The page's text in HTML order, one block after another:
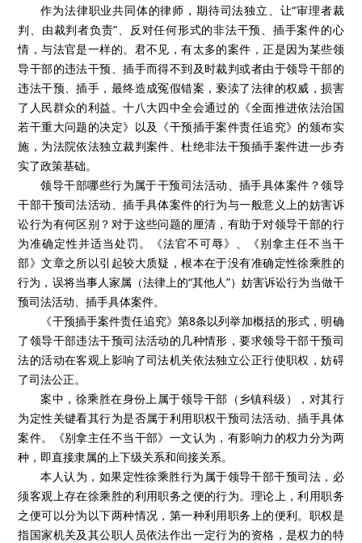
作为法律职业共同体的律师，期待司法独立、让“审理者裁
判、由裁判者负责”、反对任何形式的非法干预、插手案件的心
情，与法官是一样的。君不见，有太多的案件，正是因为某些领
导干部的违法干预、插手而得不到及时裁判或者由于领导干部的
违法干预、插手，最终造成冤假错案，亵渎了法律的权威，损害
了人民群众的利益。十八大四中全会通过的《全面推进依法治国
若干重大问题的决定》以及《干预插手案件责任追究》的颁布实
施，为法院依法独立裁判案件、杜绝非法干预插手案件进一步夯
实了政策基础。
领导干部哪些行为属于干预司法活动、插手具体案件？领导
干部干预司法活动、插手具体案件的行为与一般意义上的妨害诉
讼行为有何区别？对于这些问题的厘清，有助于对领导干部的行
为准确定性并适当处罚。《法官不可辱》、《别拿主任不当干
部》文章之所以引起较大质疑，根本在于没有准确定性徐乘胜的
行为，误将当事人家属（法律上的“其他人”）妨害诉讼行为当做干
预司法活动、插手具体案件。
《干预插手案件责任追究》第8条以列举加概括的形式，明确
了领导干部违法干预司法活动的几种情形，要求领导干部干预司
法的活动在客观上影响了司法机关依法独立公正行使职权，妨碍
了司法公正。
案中，徐乘胜在身份上属于领导干部（乡镇科级），对其行
为定性关键看其行为是否属于利用职权干预司法活动、插手具体
案件。《别拿主任不当干部》一文认为，有影响力的权力分为两
种，即直接隶属的上下级关系和间接关系。
本人认为，如果定性徐乘胜行为属于领导干部干预司法，必
须客观上存在徐乘胜的利用职务之便的行为。理论上，利用职务
之便可以分为以下两种情况，第一种利用职务上的便利。职权是
指国家机关及其公职人员依法作出一定行为的资格，是权力的特